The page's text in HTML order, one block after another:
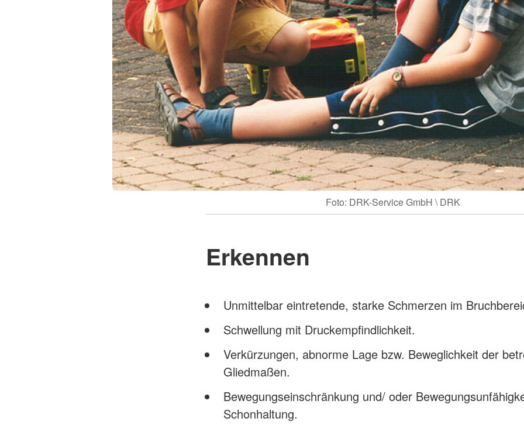
Foto: DRK-Service GmbH \ DRK
Erkennen
Unmittelbar eintretende, starke Schmerzen im
Schwellung mit Druckempfindlichkeit.
Verkürzungen, abnorme Lage bzw. Beweglichkeit der
Gliedmaßen.
Bewegungseinschränkung und/ oder
Schonhaltung.